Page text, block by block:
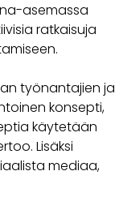
asemassa
ratkaisuja
työnantajien ja
konsepti,
käytetään
Lisäksi
mediaa,